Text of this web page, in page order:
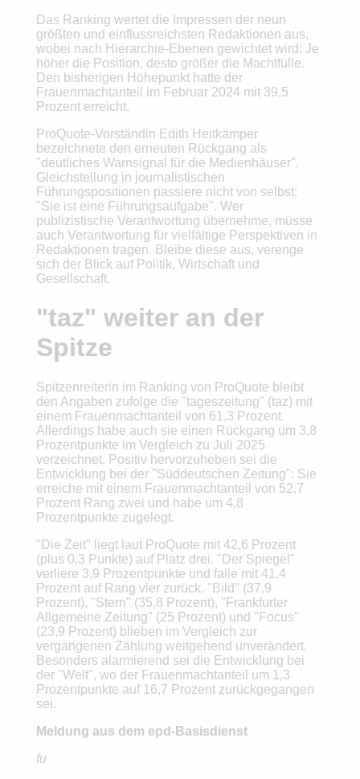
Das Ranking wertet die Impressen der neun
größten und einflussreichsten Redaktionen aus,
wobei nach Hierarchie-Ebenen gewichtet wird: Je
höher die Position, desto größer die Machtfülle.
Den bisherigen Höhepunkt hatte der
Frauenmachtanteil im Februar 2024 mit 39,5
Prozent erreicht.
ProQuote-Vorständin Edith Heitkämper
bezeichnete den erneuten Rückgang als
"deutliches Warnsignal für die Medienhäuser".
Gleichstellung in journalistischen
Führungspositionen passiere nicht von selbst:
"Sie ist eine Führungsaufgabe". Wer
publizistische Verantwortung übernehme, müsse
auch Verantwortung für vielfältige Perspektiven in
Redaktionen tragen. Bleibe diese aus, verenge
sich der Blick auf Politik, Wirtschaft und
Gesellschaft.
"taz" weiter an der
Spitze
Spitzenreiterin im Ranking von ProQuote bleibt
den Angaben zufolge die "tageszeitung" (taz) mit
einem Frauenmachtanteil von 61,3 Prozent.
Allerdings habe auch sie einen Rückgang um 3,8
Prozentpunkte im Vergleich zu Juli 2025
verzeichnet. Positiv hervorzuheben sei die
Entwicklung bei der "Süddeutschen Zeitung": Sie
erreiche mit einem Frauenmachtanteil von 52,7
Prozent Rang zwei und habe um 4,8
Prozentpunkte zugelegt.
"Die Zeit" liegt laut ProQuote mit 42,6 Prozent
(plus 0,3 Punkte) auf Platz drei. "Der Spiegel"
verliere 3,9 Prozentpunkte und falle mit 41,4
Prozent auf Rang vier zurück. "Bild" (37,9
Prozent), "Stern" (35,8 Prozent), "Frankfurter
Allgemeine Zeitung" (25 Prozent) und "Focus"
(23,9 Prozent) blieben im Vergleich zur
vergangenen Zählung weitgehend unverändert.
Besonders alarmierend sei die Entwicklung bei
der "Welt", wo der Frauenmachtanteil um 1,3
Prozentpunkte auf 16,7 Prozent zurückgegangen
sei.
Meldung aus dem epd-Basisdienst
fu